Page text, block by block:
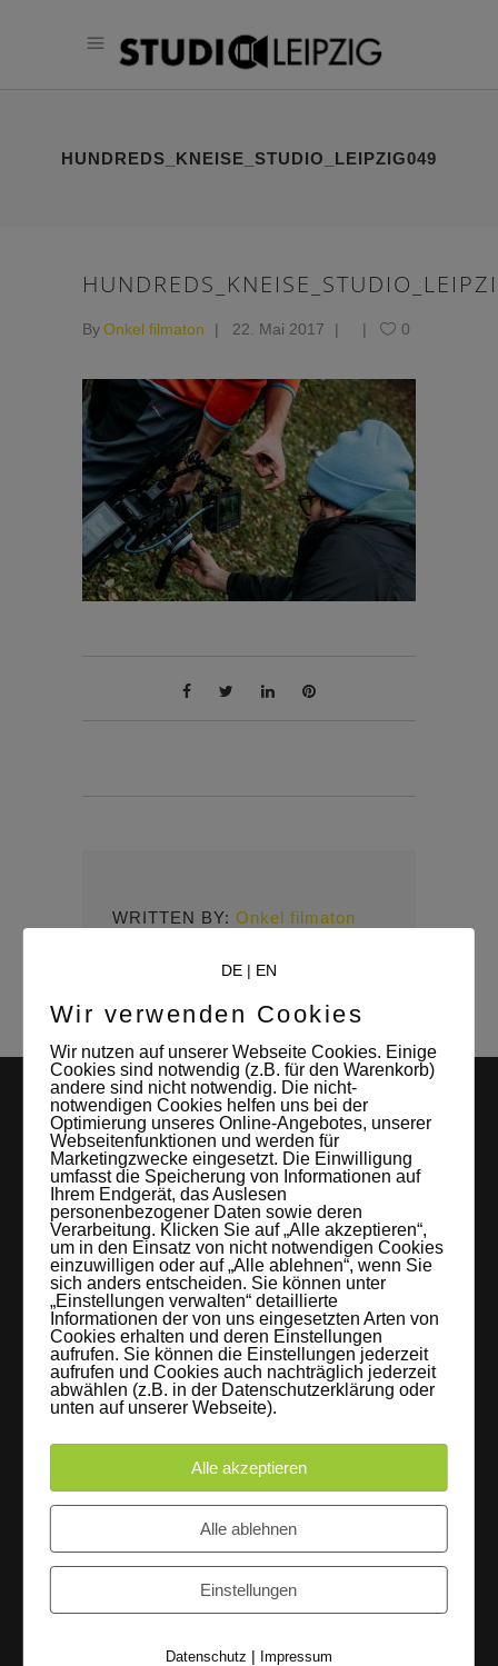
HUNDREDS_KNEISE_STUDIO_LEIPZIG049
ByOnkel filmaton 22. Mai 2017 0
WRITTEN BY: Onkel filmaton
LEIPZIGS MIETSTUDIO
Hier lassen sich Foto- und Videoproduktionen aller Art in
entspannter Loftatmosphäre realisieren. Alles da, was man
braucht: Technik, Platz, Couch und Kaffee. Folgt uns!
9. Oktober 2017
FLAMINGOCAT Premium Collection [Susann
DE| EN
Wir verwenden Cookies
Wir nutzen auf unserer Webseite Cookies. Einige
Cookies sind notwendig (z.B. für den Warenkorb)
andere sind nicht notwendig. Die nicht-
notwendigen Cookies helfen uns bei der
Optimierung unseres Online-Angebotes, unserer
Webseitenfunktionen und werden für
Marketingzwecke eingesetzt. Die Einwilligung
umfasst die Speicherung von Informationen auf
Ihrem Endgerät, das Auslesen
personenbezogener Daten sowie deren
Verarbeitung. Klicken Sie auf „Alle akzeptieren“,
um in den Einsatz von nicht notwendigen Cookies
einzuwilligen oder auf „Alle ablehnen“, wenn Sie
sich anders entscheiden. Sie können unter
„Einstellungen verwalten“ detaillierte
Informationen der von uns eingesetzten Arten von
Cookies erhalten und deren Einstellungen
aufrufen. Sie können die Einstellungen jederzeit
aufrufen und Cookies auch nachträglich jederzeit
abwählen (z.B. in der Datenschutzerklärung oder
unten auf unserer Webseite).
Alle akzeptieren
Alle ablehnen
Einstellungen
Datenschutz | Impressum